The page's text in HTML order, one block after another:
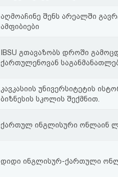
აღმოაჩინე შენს არეალში
ამფიბიები
IBSU გთავაზობს დროში
ქართულენოვან
კავკასიის უნივერსიტეტის
ბიზნესის სკოლის შექმნით.
ქართულ ინგლისური ონლაინ
დიდი ინგლისურ-ქართული